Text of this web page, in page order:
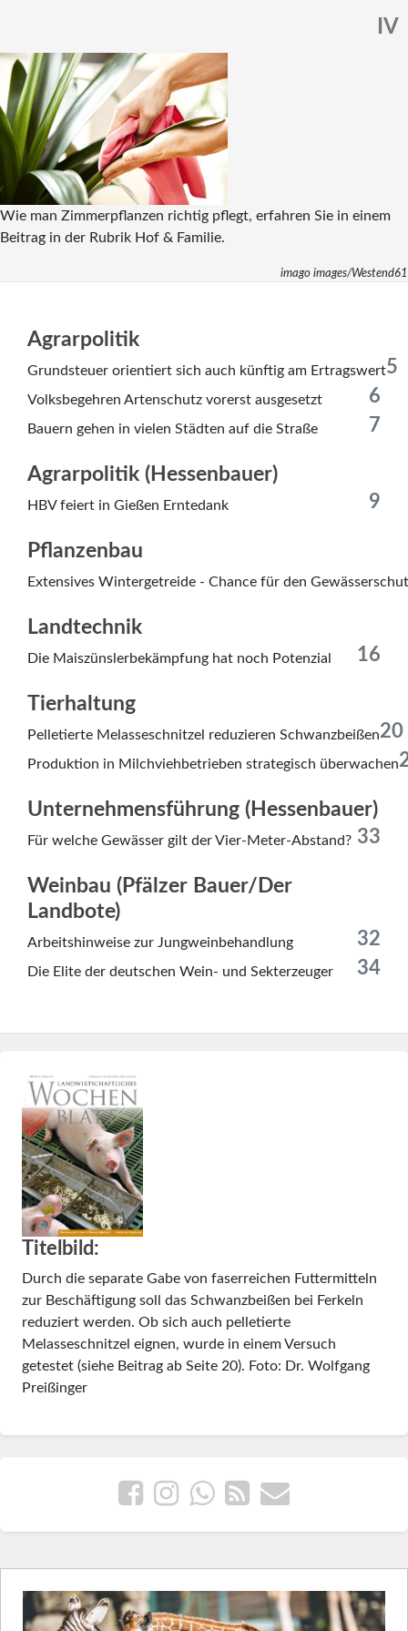
IV
Wie man Zimmerpflanzen richtig pflegt, erfahren Sie in einem
Beitrag in der Rubrik Hof & Familie.
imago images/Westend61
Agrarpolitik
Grundsteuer orientiert sich auch künftig am Ertragswert5
Volksbegehren Artenschutz vorerst ausgesetzt 6
Bauern gehen in vielen Städten auf die Straße 7
Agrarpolitik (Hessenbauer)
HBV feiert in Gießen Erntedank 9
Pflanzenbau
Extensives Wintergetreide - Chance für den
Landtechnik
Die Maiszünslerbekämpfung hat noch Potenzial 16
Tierhaltung
Pelletierte Melasseschnitzel reduzieren Schwanzbeißen20
Produktion in Milchviehbetrieben strategisch überwachen
Unternehmensführung (Hessenbauer)
Für welche Gewässer gilt der Vier-Meter-Abstand? 33
Weinbau (Pfälzer Bauer/Der
Landbote)
Arbeitshinweise zur Jungweinbehandlung 32
Die Elite der deutschen Wein- und Sekterzeuger 34
Titelbild:
Durch die separate Gabe von faserreichen Futtermitteln
zur Beschäftigung soll das Schwanzbeißen bei Ferkeln
reduziert werden. Ob sich auch pelletierte
Melasseschnitzel eignen, wurde in einem Versuch
getestet (siehe Beitrag ab Seite 20). Foto: Dr. Wolfgang
Preißinger